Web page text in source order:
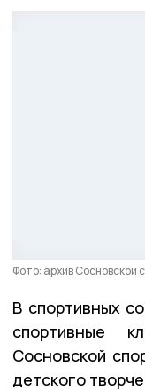
Фото: архив Сосновской
В спортивных
спортивные
Сосновской
детского